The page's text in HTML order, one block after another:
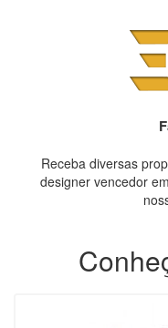
Receba diversas
designer vencedor